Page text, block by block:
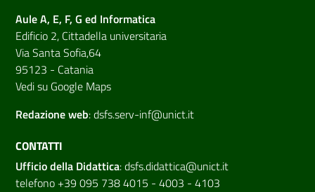
Aule A, E, F, G ed Informatica
Edificio 2, Cittadella universitaria
Via Santa Sofia,64
95123 - Catania
Vedi su Google Maps
Redazione web:dsfs.serv-inf@unict.it
CONTATTI
Ufficio della Didattica:dsfs.didattica@unict.it
telefono +39 095 738 4015 - 4003 - 4103